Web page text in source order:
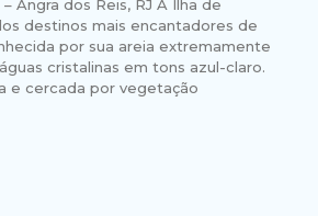
Angra dos Reis, RJ A Ilha de
destinos mais encantadores de
por sua areia extremamente
cristalinas em tons azul-claro.
e cercada por vegetação